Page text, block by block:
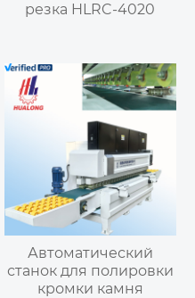
резка HLRC-4020
Автоматический
станок для полировки
кромки камня